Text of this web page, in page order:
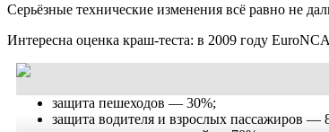
Серьёзные технические изменения всё равно не
Интересна оценка краш-теста: в 2009 году
защита пешеходов — 30%;
защита водителя и взрослых пассажиров —